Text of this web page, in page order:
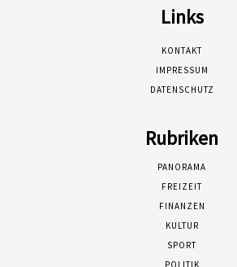
Links
KONTAKT
IMPRESSUM
DATENSCHUTZ
Rubriken
PANORAMA
FREIZEIT
FINANZEN
KULTUR
SPORT
POLITIK